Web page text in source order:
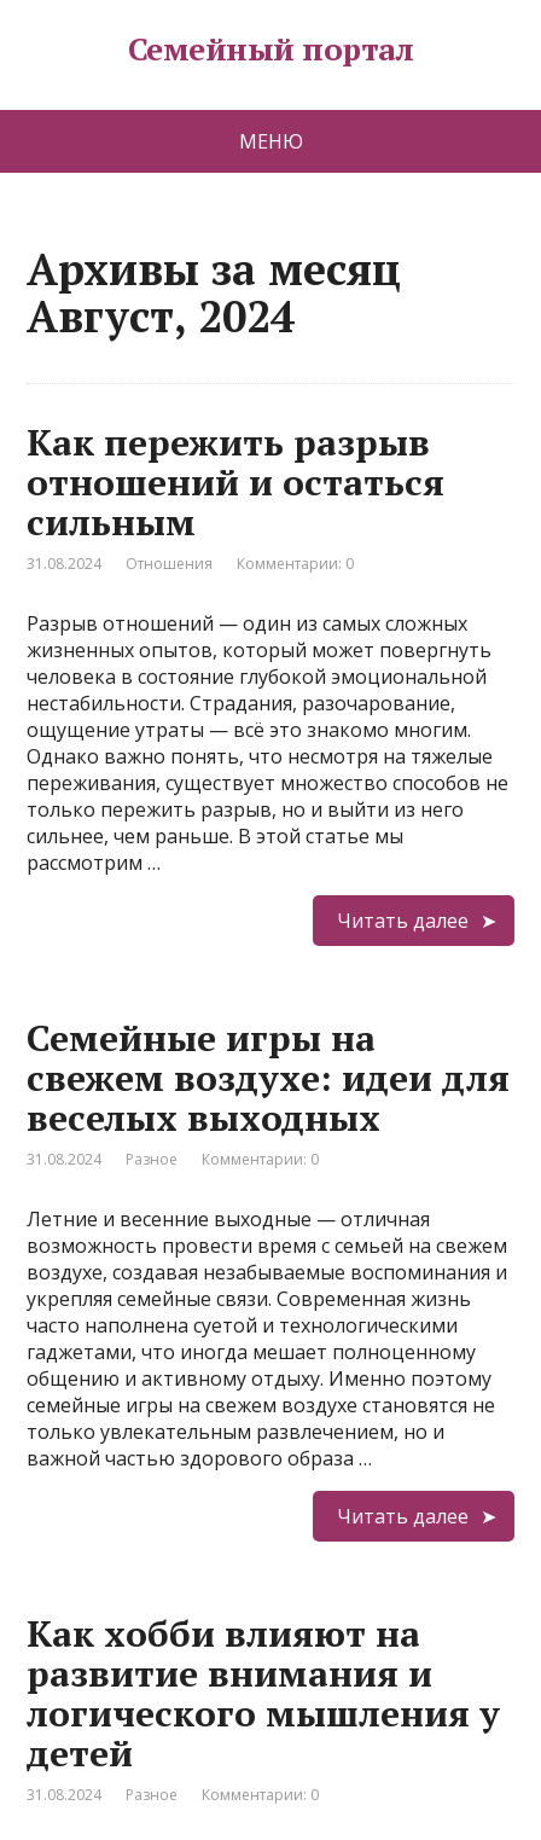
Семейный портал
МЕНЮ
Архивы за месяц
Август, 2024
Как пережить разрыв
отношений и остаться
сильным
31.08.2024 Отношения Комментарии: 0
Разрыв отношений — один из самых сложных
жизненных опытов, который может повергнуть
человека в состояние глубокой эмоциональной
нестабильности. Страдания, разочарование,
ощущение утраты — всё это знакомо многим.
Однако важно понять, что несмотря на тяжелые
переживания, существует множество способов не
только пережить разрыв, но и выйти из него
сильнее, чем раньше. В этой статье мы
рассмотрим …
Читать далее
Семейные игры на
свежем воздухе: идеи для
веселых выходных
31.08.2024 Разное Комментарии: 0
Летние и весенние выходные — отличная
возможность провести время с семьей на свежем
воздухе, создавая незабываемые воспоминания и
укрепляя семейные связи. Современная жизнь
часто наполнена суетой и технологическими
гаджетами, что иногда мешает полноценному
общению и активному отдыху. Именно поэтому
семейные игры на свежем воздухе становятся не
только увлекательным развлечением, но и
важной частью здорового образа …
Читать далее
Как хобби влияют на
развитие внимания и
логического мышления у
детей
31.08.2024 Разное Комментарии: 0